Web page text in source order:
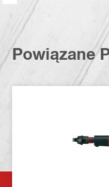
Powiązane